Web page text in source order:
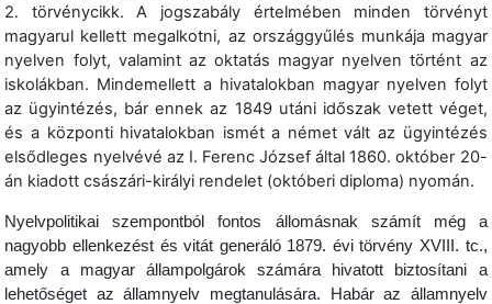
2. törvénycikk. A jogszabály értelmében minden törvényt
magyarul kellett megalkotni, az országgyűlés munkája magyar
nyelven folyt, valamint az oktatás magyar nyelven történt az
iskolákban. Mindemellett a hivatalokban magyar nyelven folyt
az ügyintézés, bár ennek az 1849 utáni időszak vetett véget,
és a központi hivatalokban ismét a német vált az ügyintézés
elsődleges nyelvévé az I. Ferenc József által 1860. október 20-
án kiadott császári-királyi rendelet (októberi diploma) nyomán.
Nyelvpolitikai szempontból fontos állomásnak számít még a
nagyobb ellenkezést és vitát generáló 1879. évi törvény XVIII. tc.,
amely a magyar állampolgárok számára hivatott biztosítani a
lehetőséget az államnyelv megtanulására. Habár az államnyelv